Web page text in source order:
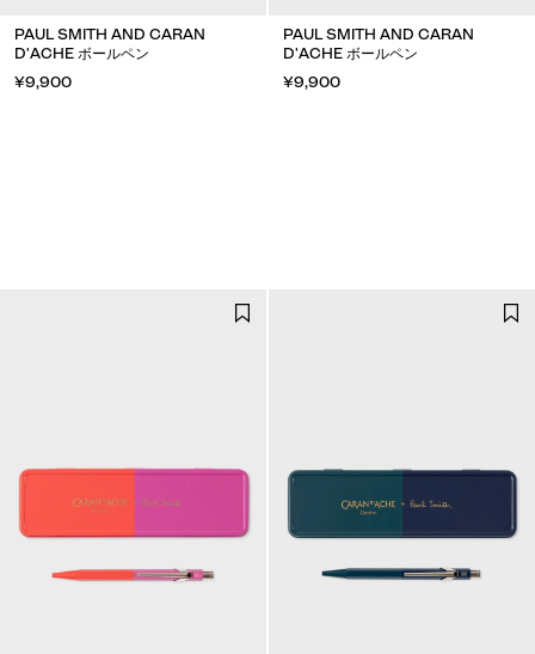
PAUL SMITH AND CARAN
D'ACHE ボールペン
¥9,900
PAUL SMITH AND CARAN
D'ACHE ボールペン
¥9,900